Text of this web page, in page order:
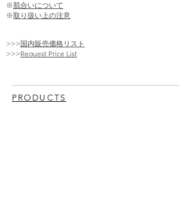
※肌合いについて
※取り扱い上の注意
>>>国内販売価格リスト
>>>Request Price List
PRODUCTS